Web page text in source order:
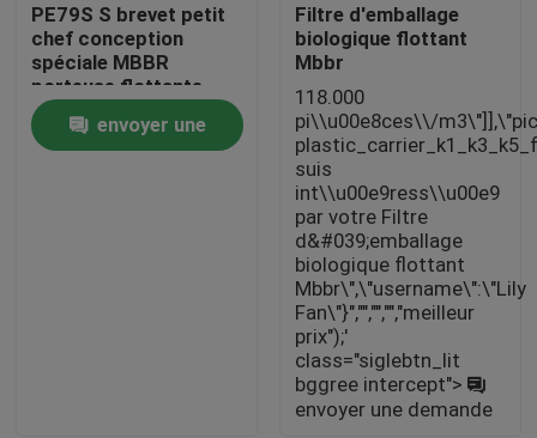
Filtreur flottant
Filtreur de cellules biologiques
PE79S S brevet petit
chef conception
spéciale MBBR
porteuse flottante
envoyer une
Filtre d'emballage
biologique flottant
Mbbr
118.000
pi\\u00e8ces\\/
suis
int\\u00e9ress\\u00e9
par votre Filtre
d&#039;emballage
biologique flottant
Mbbr\",\"username\":\"Lily
Fan\"}","","","","meilleur
prix");'
class="siglebtn_lit
bggree intercept">
envoyer une demande